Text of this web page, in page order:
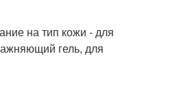
на тип кожи - для
гель, для